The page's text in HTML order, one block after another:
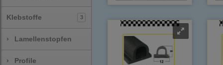
Klebstoffe 3
› Lamellenstopfen
› Profile